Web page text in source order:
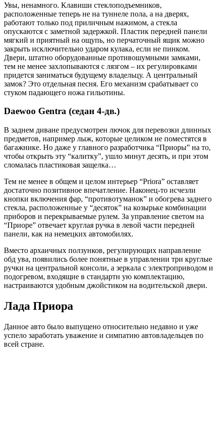
Увы, ненамного. Клавиши стеклоподъемников,
расположенные теперь не на туннеле пола, а на дверях,
работают только под приличным нажимом, а стекла
опускаются с заметной задержкой. Пластик передней панели
мягкий и приятный на ощупь, но перчаточный ящик можно
закрыть исключительно ударом кулака, если не пинком.
Двери, штатно оборудованные противошумными замками,
тем не менее захлопываются с лязгом – их регулировками
придется заниматься будущему владельцу. А центральный
замок? Это отдельная песня. Его механизм срабатывает со
стуком падающего ножа гильотины.
Daewoo Gentra (седан 4-дв.)
В заднем диване предусмотрен лючок для перевозки длинных
предметов, например лыж, которые целиком не поместятся в
багажнике. Но даже у главного разработчика “Приоры” на то,
чтобы открыть эту “калитку”, ушло минут десять, и при этом
сломалась пластиковая защелка…
Тем не менее в общем и целом интерьер “Priora” оставляет
достаточно позитивное впечатление. Наконец-то исчезли
кнопки включения фар, “противотуманок” и обогрева заднего
стекла, расположенные у “десяток” на козырьке комбинации
приборов и перекрываемые рулем. За управление светом на
“Приоре” отвечает круглая ручка в левой части передней
панели, как на немецких автомобилях.
Вместо архаичных ползунков, регулирующих направление
обд ува, появились более понятные в управлении три круглые
ручки на центральной консоли, а зеркала с электроприводом и
подогревом, входящие в стандартн ую комплектацию,
настраиваются удобным джойстиком на водительской двери.
Лада Приора
Данное авто было выпущено относительно недавно и уже
успело заработать уважение и симпатию автовладельцев по
всей стране.